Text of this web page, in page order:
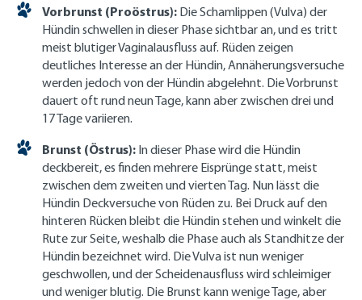
Vorbrunst (Proöstrus): Die Schamlippen (Vulva) der
Hündin schwellen in dieser Phase sichtbar an, und es tritt
meist blutiger Vaginalausfluss auf. Rüden zeigen
deutliches Interesse an der Hündin, Annäherungsversuche
werden jedoch von der Hündin abgelehnt. Die Vorbrunst
dauert oft rund neun Tage, kann aber zwischen drei und
17 Tage variieren.
Brunst (Östrus): In dieser Phase wird die Hündin
deckbereit, es finden mehrere Eisprünge statt, meist
zwischen dem zweiten und vierten Tag. Nun lässt die
Hündin Deckversuche von Rüden zu. Bei Druck auf den
hinteren Rücken bleibt die Hündin stehen und winkelt die
Rute zur Seite, weshalb die Phase auch als Standhitze der
Hündin bezeichnet wird. Die Vulva ist nun weniger
geschwollen, und der Scheidenausfluss wird schleimiger
und weniger blutig. Die Brunst kann wenige Tage, aber